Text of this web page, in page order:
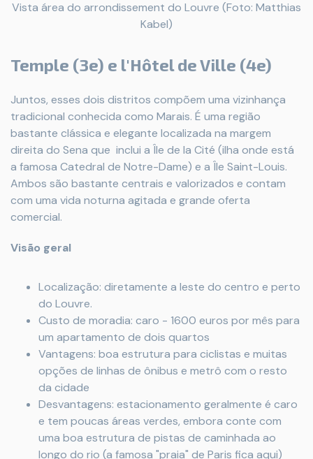
Vista área do arrondissement do Louvre (Foto: Matthias
Kabel)
Temple (3e) e l'Hôtel de Ville (4e)
Juntos, esses dois distritos compõem uma vizinhança
tradicional conhecida como Marais. É uma região
bastante clássica e elegante localizada na margem
direita do Sena que inclui a Île de la Cité (ilha onde está
a famosa Catedral de Notre-Dame) e a Île Saint-Louis.
Ambos são bastante centrais e valorizados e contam
com uma vida noturna agitada e grande oferta
comercial.
Visão geral
Localização: diretamente a leste do centro e perto
do Louvre.
Custo de moradia: caro - 1600 euros por mês para
um apartamento de dois quartos
Vantagens: boa estrutura para ciclistas e muitas
opções de linhas de ônibus e metrô com o resto
da cidade
Desvantagens: estacionamento geralmente é caro
e tem poucas áreas verdes, embora conte com
uma boa estrutura de pistas de caminhada ao
longo do rio (a famosa "praia" de Paris fica aqui)